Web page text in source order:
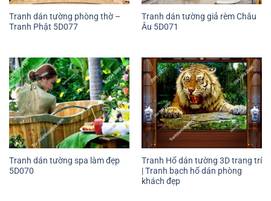
Tranh dán tường phòng thờ –
Tranh Phật 5D077
Tranh dán tường giả rèm Châu
Âu 5D071
Tranh dán tường spa làm đẹp
5D070
Tranh Hổ dán tường 3D trang trí
| Tranh bạch hổ dán phòng
khách đẹp